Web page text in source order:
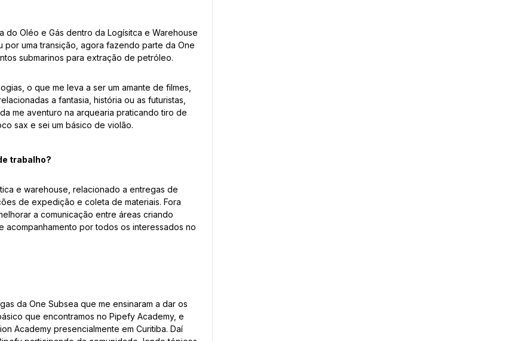
do Oléo e Gás dentro da Logísitca e Warehouse
uma transição, agora fazendo parte da One
submarinos para extração de petróleo.
o que me leva a ser um amante de filmes,
a fantasia, história ou as futuristas,
me aventuro na arquearia praticando tiro de
sax e sei um básico de violão.
trabalho?
e warehouse, relacionado a entregas de
de expedição e coleta de materiais. Fora
a comunicação entre áreas criando
acompanhamento por todos os interessados no
da One Subsea que me ensinaram a dar os
que encontramos no Pipefy Academy, e
Academy presencialmente em Curitiba. Daí